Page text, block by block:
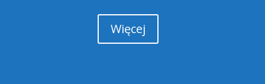
Więcej